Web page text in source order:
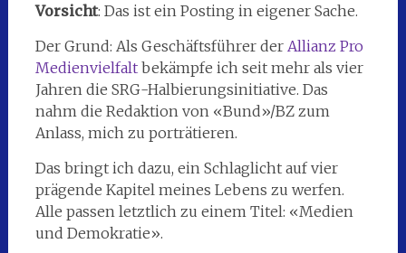
Vorsicht: Das ist ein Posting in eigener Sache.
Der Grund: Als Geschäftsführer der Allianz Pro
Medienvielfaltbekämpfe ich seit mehr als vier
Jahren die SRG-Halbierungsinitiative. Das
nahm die Redaktion von «Bund»/BZ zum
Anlass, mich zu porträtieren.
Das bringt ich dazu, ein Schlaglicht auf vier
prägende Kapitel meines Lebens zu werfen.
Alle passen letztlich zu einem Titel: «Medien
und Demokratie».